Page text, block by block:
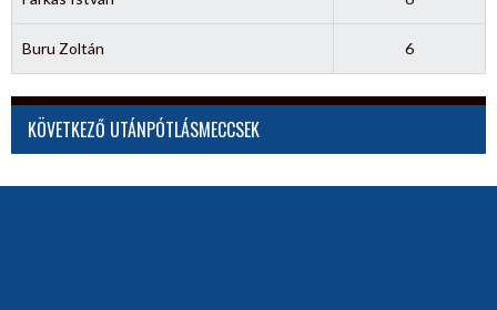
Buru Zoltán 6
KÖVETKEZŐ UTÁNPÓTLÁSMECCSEK